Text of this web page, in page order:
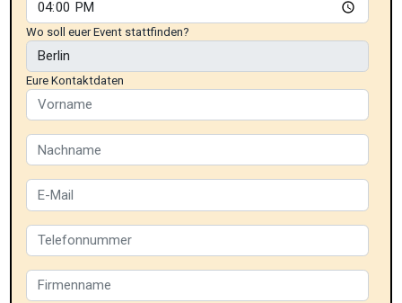
Wo soll euer Event stattfinden?
Eure Kontaktdaten